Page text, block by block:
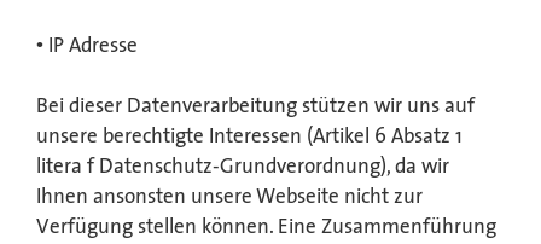
• IP Adresse
Bei dieser Datenverarbeitung stützen wir uns auf
unsere berechtigte Interessen (Artikel 6 Absatz 1
litera f Datenschutz-Grundverordnung), da wir
Ihnen ansonsten unsere Webseite nicht zur
Verfügung stellen können. Eine Zusammenführung